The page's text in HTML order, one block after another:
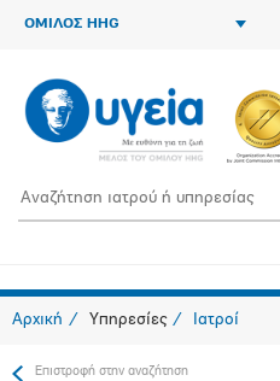
ΟΜΙΛΟΣ HHG
Αρχική Υπηρεσίες Ιατροί
Επιστροφή στην αναζήτηση